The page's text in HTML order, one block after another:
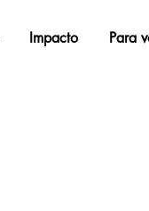
Impacto Para